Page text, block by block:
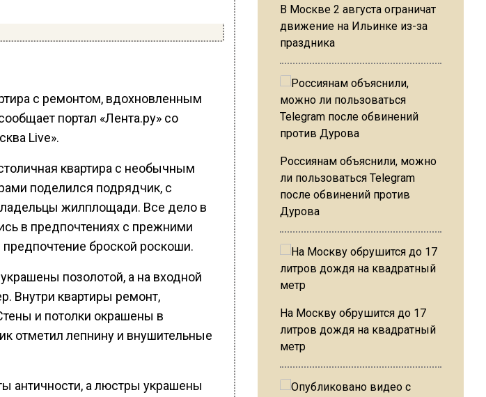
с ремонтом, вдохновленным
портал «Лента.ру» со
Live».
квартира с необычным
поделился подрядчик, с
жилплощади. Все дело в
в предпочтениях с прежними
броской роскоши.
позолотой, а на входной
Внутри квартиры ремонт,
и потолки окрашены в
отметил лепнину и внушительные
античности, а люстры украшены
В Москве 2 августа ограничат
движение на Ильинке из-за
праздника
Россиянам объяснили, можно
ли пользоваться Telegram
после обвинений против
Дурова
На Москву обрушится до 17
литров дождя на квадратный
метр